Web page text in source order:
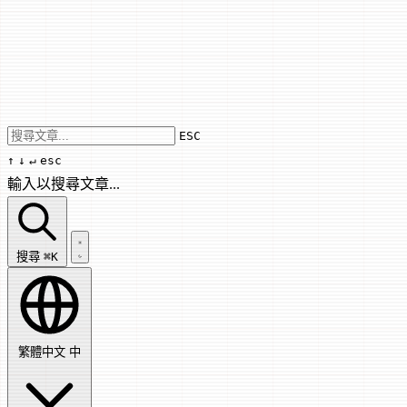
Use arrow keys to navigate results,
ESC
↑ ↓ ↵ esc
輸入以搜尋文章...
搜尋文章...
搜尋 ⌘K
繁體中文 中